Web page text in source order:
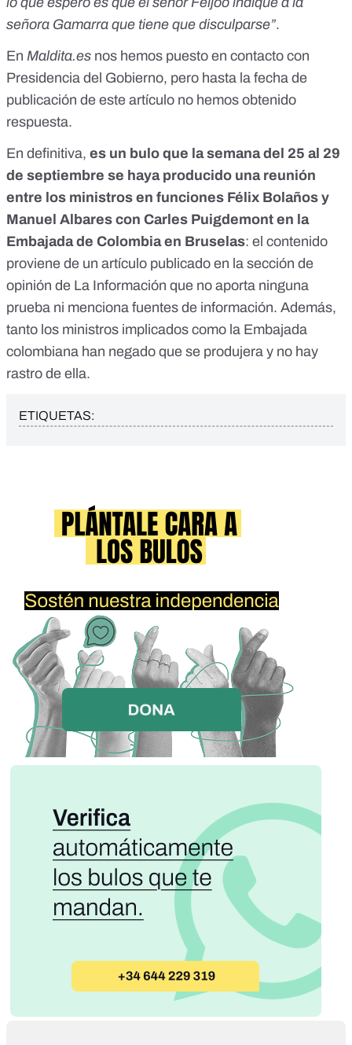
señora Gamarra que tiene que disculparse”.
En Maldita.es nos hemos puesto en contacto con
Presidencia del Gobierno, pero hasta la fecha de
publicación de este artículo no hemos obtenido
respuesta.
En definitiva, es un bulo que la semana del 25 al 29
de septiembre se haya producido una reunión
entre los ministros en funciones Félix Bolaños y
Manuel Albares con Carles Puigdemont en la
Embajada de Colombia en Bruselas: el contenido
proviene de un artículo publicado en la sección de
opinión de La Información que no aporta ninguna
prueba ni menciona fuentes de información. Además,
tanto los ministros implicados como la Embajada
colombiana han negado que se produjera y no hay
rastro de ella.
ETIQUETAS: